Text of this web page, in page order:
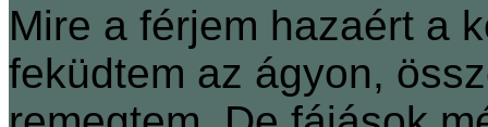
Mire a férjem hazaért a
feküdtem az ágyon,